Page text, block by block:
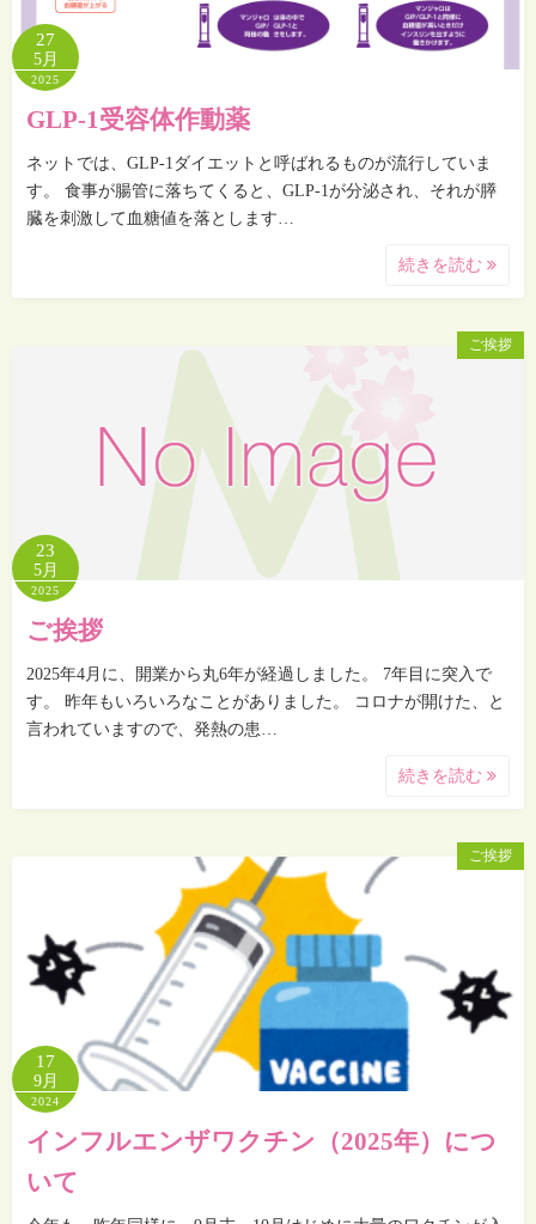
27
5月
2025
GLP-1受容体作動薬
ネットでは、GLP-1ダイエットと呼ばれるものが流行していま
す。 食事が腸管に落ちてくると、GLP-1が分泌され、それが膵
臓を刺激して血糖値を落とします…
続きを読む
ご挨拶
23
5月
2025
ご挨拶
2025年4月に、開業から丸6年が経過しました。 7年目に突入で
す。 昨年もいろいろなことがありました。 コロナが開けた、と
言われていますので、発熱の患…
続きを読む
ご挨拶
17
9月
2024
インフルエンザワクチン（2025年）につ
いて